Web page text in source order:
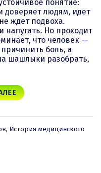
понятие:
доверяет людям, идет
ждет подвоха.
напугать. Но проходит
что человек —
боль, а
шашлыки разобрать,
, История медицинского